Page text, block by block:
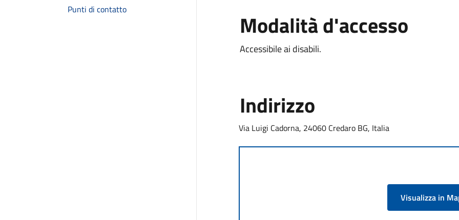
Punti di contatto
Modalità d'accesso
Accessibile ai disabili.
Indirizzo
Via Luigi Cadorna, 24060 Credaro BG, Italia
Visualizza in